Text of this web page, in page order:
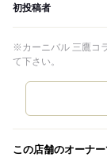
初投稿者
※カーニバル 三鷹コ
て下さい。
この店舗のオーナー